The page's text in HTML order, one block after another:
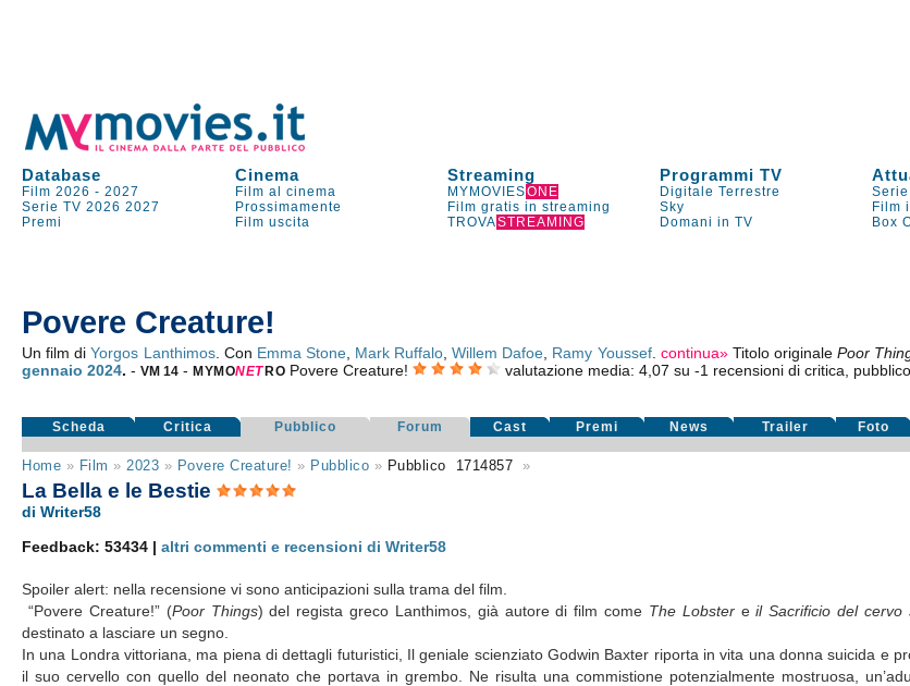
Database Cinema Streaming Programmi TV
Film 2026 -2027 Film al cinema MYMOVIESONE Digitale Terrestre
Serie TV 2026 2027 Prossimamente Film gratis in streaming Sky Film
Premi
Film uscita TROVASTREAMING Domani in TV Box
Povere Creature!
Un film diYorgos Lanthimos. Con Emma Stone, Mark Ruffalo ,Willem Dafoe Ramy Youssef. continua» Titolo originale Poor
gennaio 2024.-VM 14 -MYMONET RO Povere Creature! valutazione media: 4,07 su -1 recensioni di critica,
Scheda Critica Pubblico Forum Cast Premi News Trailer Foto
Home » Film » 2023 » Povere Creature! » Pubblico » Pubblico 1714857 »
La Bella e le Bestie
di Writer58
Feedback: 53434 |altri commenti e recensioni di Writer58
Spoiler alert: nella recensione vi sono anticipazioni sulla trama del film.
“Povere Creature!” (Poor Things) del regista greco Lanthimos, già autore di film come The Lobstereil Sacrificio del cervo
destinato a lasciare un segno.
In una Londra vittoriana, ma piena di dettagli futuristici, Il geniale scienziato Godwin Baxter riporta in vita una donna suicida e
il suo cervello con quello del neonato che portava in grembo. Ne risulta una commistione potenzialmente mostruosa,